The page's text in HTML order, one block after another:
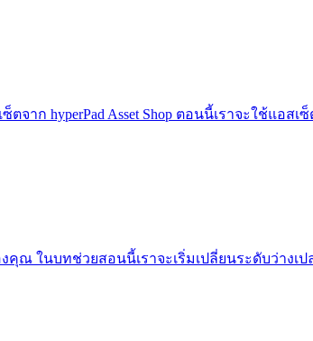
าก hyperPad Asset Shop ตอนนี้เราจะใช้แอ
ในบทช่วยสอนนี้เราจะเริ่มเปลี่ยนระดับว่างเป